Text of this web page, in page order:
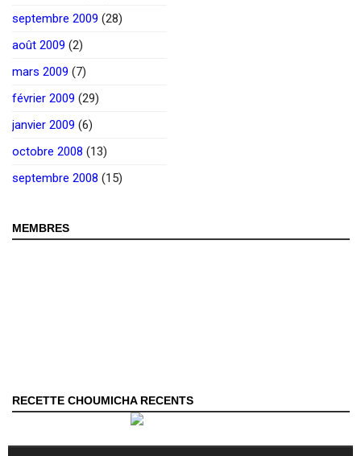
septembre 2009 (28)
août 2009 (2)
mars 2009 (7)
février 2009 (29)
janvier 2009 (6)
octobre 2008 (13)
septembre 2008 (15)
MEMBRES
RECETTE CHOUMICHA RECENTS